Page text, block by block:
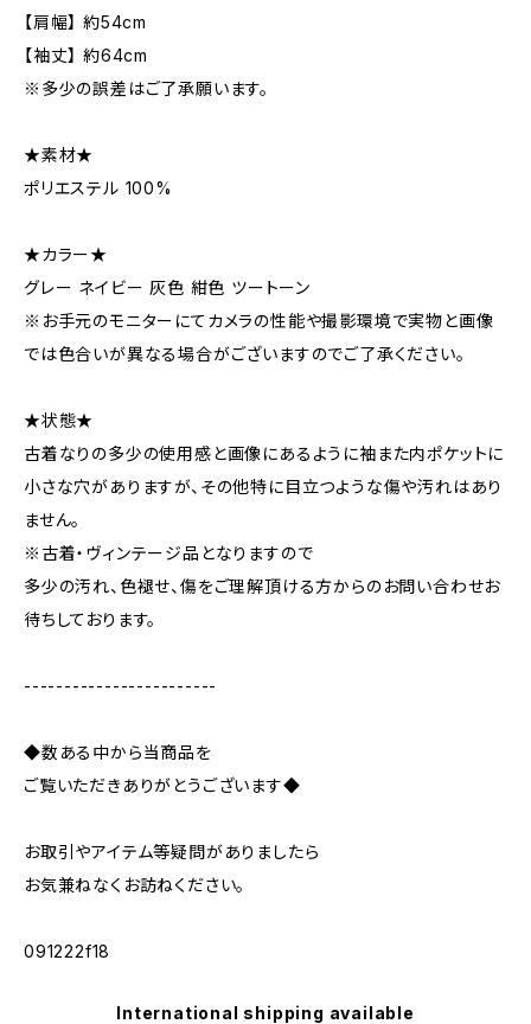
【肩幅】 約54cm
【袖丈】 約64cm
※多少の誤差はご了承願います。
★素材★
ポリエステル 100%
★カラー★
グレー ネイビー 灰色 紺色 ツートーン
※お手元のモニターにてカメラの性能や撮影環境で実物と画像
では色合いが異なる場合がございますのでご了承ください。
★状態★
古着なりの多少の使用感と画像にあるように袖また内ポケットに
小さな穴がありますが、その他特に目立つような傷や汚れはあり
ません。
※古着・ヴィンテージ品となりますので
多少の汚れ、色褪せ、傷をご理解頂ける方からのお問い合わせお
待ちしております。
------------------------
◆数ある中から当商品を
ご覧いただきありがとうございます◆
お取引やアイテム等疑問がありましたら
お気兼ねなくお訪ねください。
091222f18
International shipping available